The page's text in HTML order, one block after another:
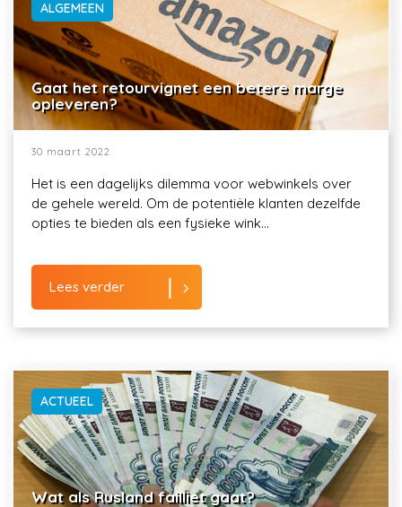
ALGEMEEN
Gaat het retourvignet een betere marge
opleveren?
30 maart 2022
Het is een dagelijks dilemma voor webwinkels over
de gehele wereld. Om de potentiële klanten dezelfde
opties te bieden als een fysieke wink...
Lees verder
ACTUEEL
Wat als Rusland failliet gaat?